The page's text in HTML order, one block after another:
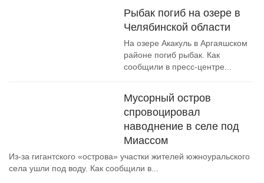
Рыбак погиб на озере в
Челябинской области
На озере Акакуль в Аргаяшском
районе погиб рыбак. Как
сообщили в пресс-центре...
Мусорный остров
спровоцировал
наводнение в селе под
Миассом
Из-за гигантского «острова» участки жителей южноуральского
села ушли под воду. Как сообщили в...